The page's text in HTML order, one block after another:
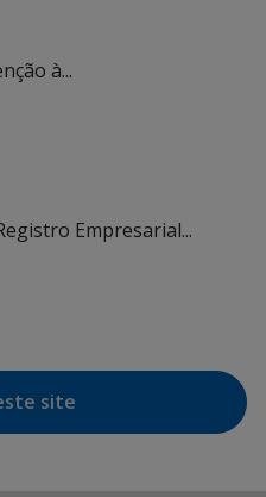
à...
Empresarial...
site